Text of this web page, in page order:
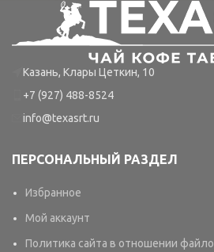
Казань, Клары Цеткин, 10
+7 (927) 488-8524
info@texasrt.ru
ПЕРСОНАЛЬНЫЙ РАЗДЕЛ
Избранное
Мой аккаунт
Политика сайта в отношении